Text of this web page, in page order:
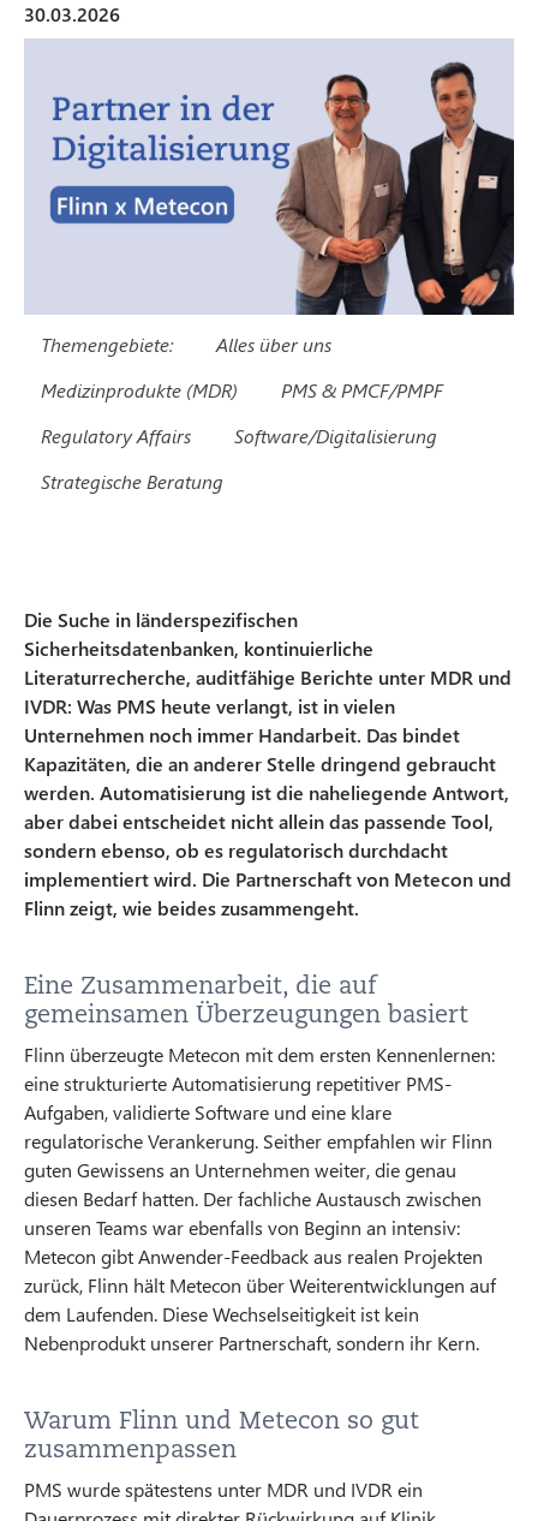
30.03.2026
Themengebiete:
Alles über uns
Medizinprodukte (MDR)
PMS & PMCF/PMPF
Regulatory Affairs
Software/Digitalisierung
Strategische Beratung
Die Suche in länderspezifischen
Sicherheitsdatenbanken, kontinuierliche
Literaturrecherche, auditfähige Berichte unter MDR und
IVDR: Was PMS heute verlangt, ist in vielen
Unternehmen noch immer Handarbeit. Das bindet
Kapazitäten, die an anderer Stelle dringend gebraucht
werden. Automatisierung ist die naheliegende Antwort,
aber dabei entscheidet nicht allein das passende Tool,
sondern ebenso, ob es regulatorisch durchdacht
implementiert wird. Die Partnerschaft von Metecon und
Flinn zeigt, wie beides zusammengeht.
Eine Zusammenarbeit, die auf
gemeinsamen Überzeugungen basiert
Flinn überzeugte Metecon mit dem ersten Kennenlernen:
eine strukturierte Automatisierung repetitiver PMS-
Aufgaben, validierte Software und eine klare
regulatorische Verankerung. Seither empfahlen wir Flinn
guten Gewissens an Unternehmen weiter, die genau
diesen Bedarf hatten. Der fachliche Austausch zwischen
unseren Teams war ebenfalls von Beginn an intensiv:
Metecon gibt Anwender-Feedback aus realen Projekten
zurück, Flinn hält Metecon über Weiterentwicklungen auf
dem Laufenden. Diese Wechselseitigkeit ist kein
Nebenprodukt unserer Partnerschaft, sondern ihr Kern.
Warum Flinn und Metecon so gut
zusammenpassen
PMS wurde spätestens unter MDR und IVDR ein